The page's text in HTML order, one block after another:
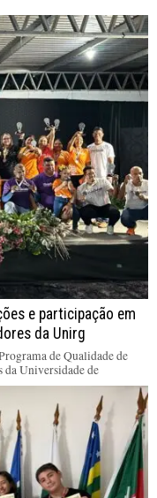
e participação em
da Unirg
de Qualidade de
Universidade de